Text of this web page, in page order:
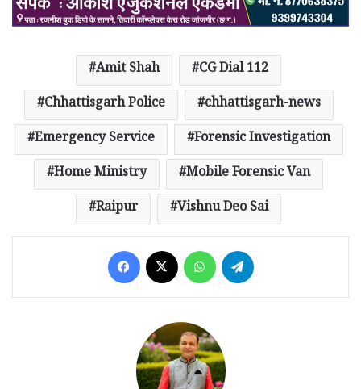
Amit Shah
CG Dial 112
Chhattisgarh Police
chhattisgarh-news
Emergency Service
Forensic Investigation
Home Ministry
Mobile Forensic Van
Raipur
Vishnu Deo Sai
Facebook WhatsApp